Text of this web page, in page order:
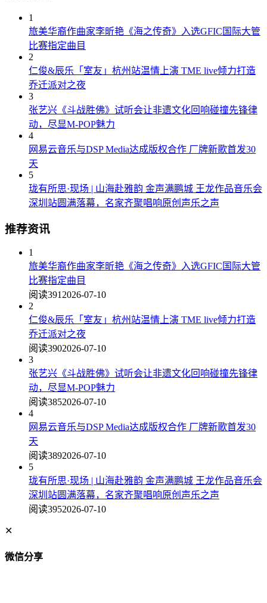
1
旅美华裔作曲家李昕艳《海之传奇》入选GFIC国际大管
比赛指定曲目
2
仁俊&辰乐「室友」杭州站温情上演 TME live倾力打造
乔迁派对之夜
3
张艺兴《斗战胜佛》试听会让非遗文化回响碰撞先锋律
动，尽显M-POP魅力
4
网易云音乐与DSP Media达成版权合作 厂牌新歌首发30
天
5
珑有所思·现场 | 山海赴雅韵 金声满鹏城 王龙作品音乐会
深圳站圆满落幕，名家齐聚唱响原创声乐之声
推荐资讯
1
旅美华裔作曲家李昕艳《海之传奇》入选GFIC国际大管
比赛指定曲目
阅读391 2026-07-10
2
仁俊&辰乐「室友」杭州站温情上演 TME live倾力打造
乔迁派对之夜
阅读3902026-07-10
3
张艺兴《斗战胜佛》试听会让非遗文化回响碰撞先锋律
动，尽显M-POP魅力
阅读3852026-07-10
4
网易云音乐与DSP Media达成版权合作 厂牌新歌首发30
天
阅读3892026-07-10
5
珑有所思·现场 | 山海赴雅韵 金声满鹏城 王龙作品音乐会
深圳站圆满落幕，名家齐聚唱响原创声乐之声
阅读3952026-07-10
✕
微信分享